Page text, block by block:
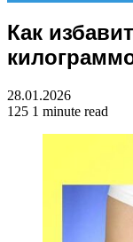
Как
28.01.2026
125 1 minute read